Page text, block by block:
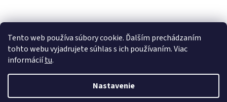
Tento web používa súbory cookie. Ďalším prechádzaním
tohto webu vyjadrujete súhlas s ich používaním. Viac
informáciítu.
Nastavenie
Sledovať na Instagrame
Vytvoril Shoptet